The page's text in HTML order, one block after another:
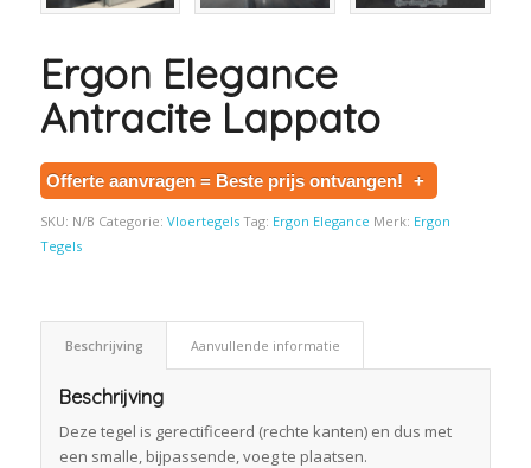
Ergon Elegance
Antracite Lappato
Offerte aanvragen = Beste prijs ontvangen! +
SKU: N/B Categorie: Vloertegels Tag: Ergon Elegance Merk: Ergon
Tegels
Beschrijving Aanvullende informatie
Beschrijving
Deze tegel is gerectificeerd (rechte kanten) en dus met
een smalle, bijpassende, voeg te plaatsen.